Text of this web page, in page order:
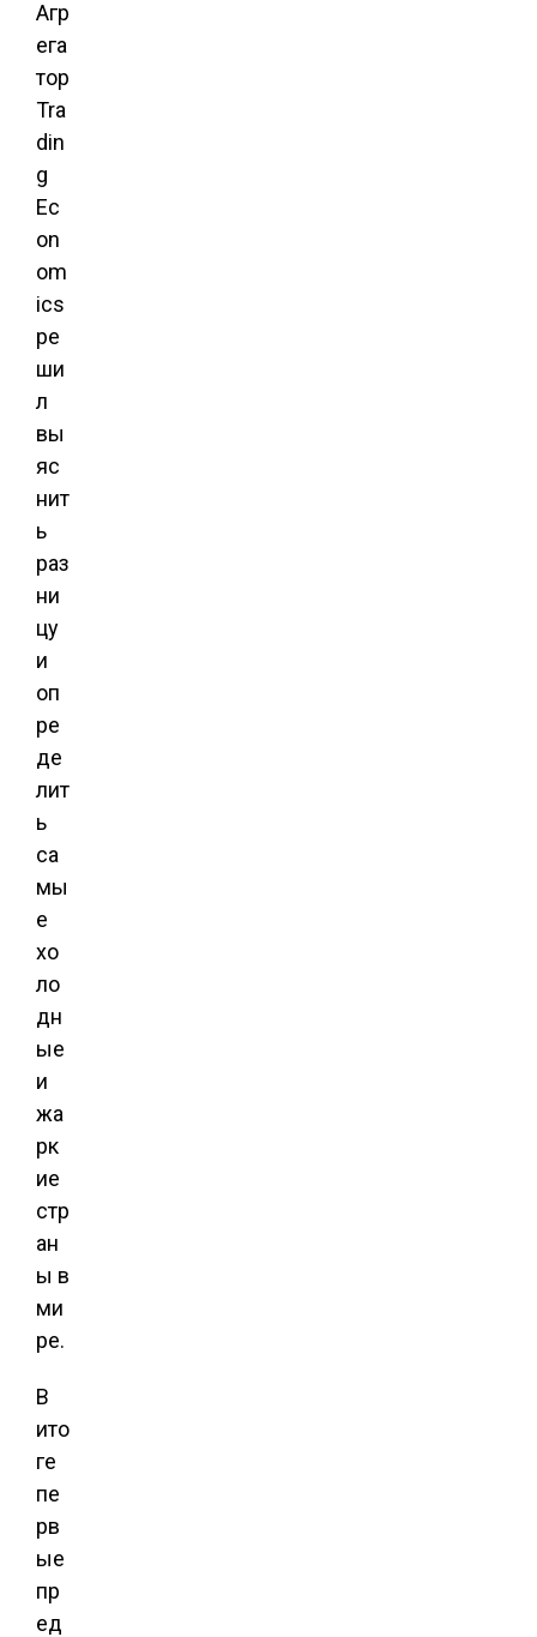
Агр
ега
тор
Tra
din
g
Ec
on
om
ics
ре
ши
л
вы
яс
нит
ь
раз
ни
цу
и
оп
ре
де
лит
ь
са
мы
е
хо
ло
дн
ые
и
жа
рк
ие
стр
ан
ы в
ми
ре.
В
ито
ге
пе
рв
ые
пр
ед